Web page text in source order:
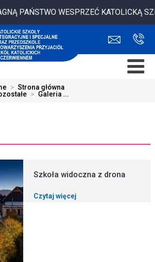
PAŃSTWO WESPRZEĆ KATOLICKĄ
> Strona główna
> Galeria ...
Szkoła widoczna z drona
Czytaj więcej